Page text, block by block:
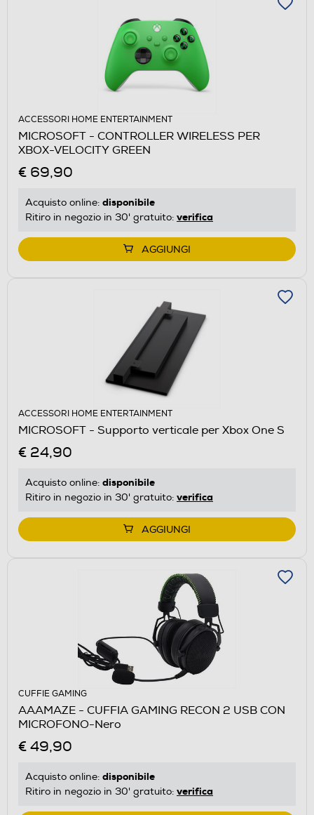
ACCESSORI HOME ENTERTAINMENT
MICROSOFT - CONTROLLER WIRELESS PER
XBOX-VELOCITY GREEN
€ 69,90
Acquisto online: disponibile
Ritiro in negozio in 30' gratuito: verifica
AGGIUNGI
ACCESSORI HOME ENTERTAINMENT
MICROSOFT - Supporto verticale per Xbox One S
€ 24,90
Acquisto online: disponibile
Ritiro in negozio in 30' gratuito: verifica
AGGIUNGI
CUFFIE GAMING
AAAMAZE - CUFFIA GAMING RECON 2 USB CON
MICROFONO-Nero
€ 49,90
Acquisto online: disponibile
Ritiro in negozio in 30' gratuito: verifica